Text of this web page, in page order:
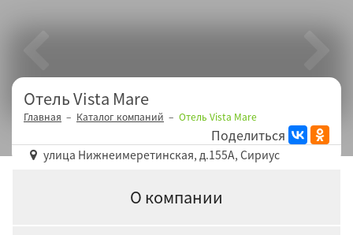
Отель Vista Mare
Главная Каталог компаний Отель Vista Mare
Поделиться
улица Нижнеимеретинская, д.155А, Сириус
О компании